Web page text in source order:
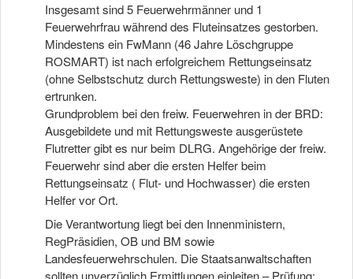
Insgesamt sind 5 Feuerwehrmänner und 1
Feuerwehrfrau während des Fluteinsatzes gestorben.
Mindestens ein FwMann (46 Jahre Löschgruppe
ROSMART) ist nach erfolgreichem Rettungseinsatz
(ohne Selbstschutz durch Rettungsweste) in den Fluten
ertrunken.
Grundproblem bei den freiw. Feuerwehren in der BRD:
Ausgebildete und mit Rettungsweste ausgerüstete
Flutretter gibt es nur beim DLRG. Angehörige der freiw.
Feuerwehr sind aber die ersten Helfer beim
Rettungseinsatz ( Flut- und Hochwasser) die ersten
Helfer vor Ort.
Die Verantwortung liegt bei den Innenministern,
RegPräsidien, OB und BM sowie
Landesfeuerwehrschulen. Die Staatsanwaltschaften
sollten unverzüglich Ermittlungen einleiten – Prüfung: